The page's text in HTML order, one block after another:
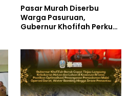
Pasar Murah Diserbu
Warga Pasuruan,
Gubernur Khofifah Perkuat